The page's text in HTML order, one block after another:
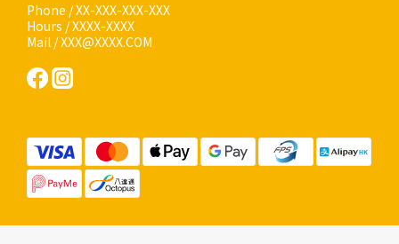
Phone / XX-XXX-XXX-XXX
Hours / XXXX-XXXX
Mail / XXX@XXXX.COM